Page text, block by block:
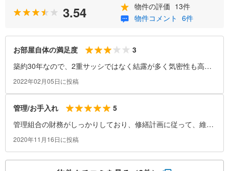
3.54 物件の評価 13件
物件コメント 6件
お部屋自体の満足度
3
築約30年なので、2重サッシではなく結露が多く気密性も高く
はない点が難点です。
2022年02月05日に投稿
管理/お手入れ
5
管理組合の財務がしっかりしており、修繕計画に従って、維持
管理が行き届いております。
2020年11月16日に投稿